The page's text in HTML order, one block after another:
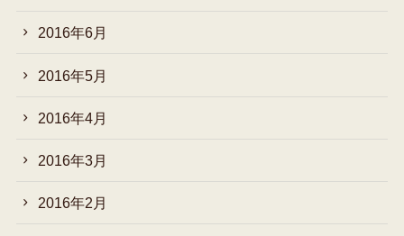
2016年6月
2016年5月
2016年4月
2016年3月
2016年2月